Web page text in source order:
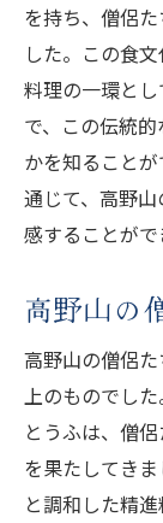
を持ち、僧侶
した。この食
料理の一環と
で、この伝統
かを知ること
通じて、高野
感することがで
高野山の
高野山の僧侶
上のものでし
とうふは、僧
を果たしてき
と調和した精